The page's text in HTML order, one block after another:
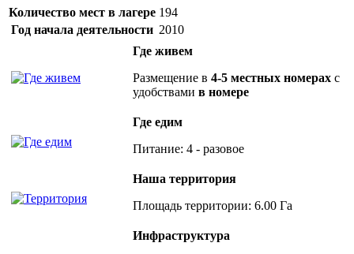
Количество мест в лагере 194
Год начала деятельности 2010
Где живем
Размещение в 4-5 местных номерах с
удобствами в номере
Где едим
Питание: 4 - разовое
Наша территория
Площадь территории: 6.00 Га
Инфраструктура